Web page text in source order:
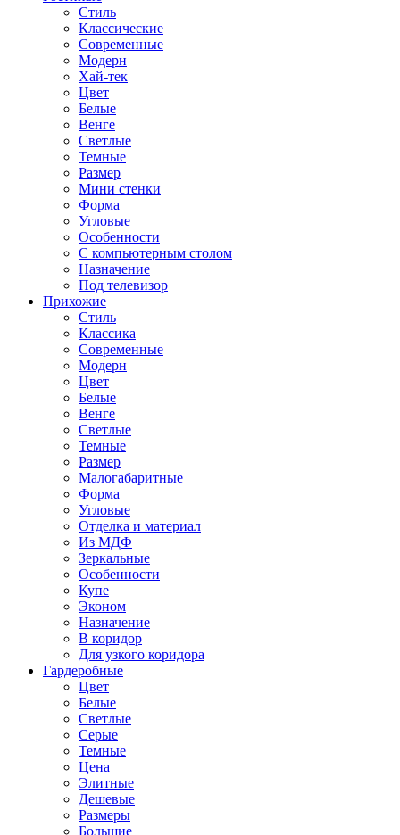
Стиль
Классические
Современные
Модерн
Хай-тек
Цвет
Белые
Венге
Светлые
Темные
Размер
Мини стенки
Форма
Угловые
Особенности
С компьютерным столом
Назначение
Под телевизор
Прихожие
Стиль
Классика
Современные
Модерн
Цвет
Белые
Венге
Светлые
Темные
Размер
Малогабаритные
Форма
Угловые
Отделка и материал
Из МДФ
Зеркальные
Особенности
Купе
Эконом
Назначение
В коридор
Для узкого коридора
Гардеробные
Цвет
Белые
Светлые
Серые
Темные
Цена
Элитные
Дешевые
Размеры
Большие